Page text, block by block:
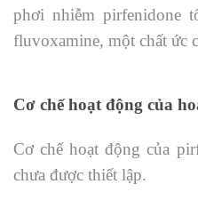
phơi nhiễm pirfenidone
fluvoxamine, một chất ức
Cơ chế hoạt động của
Cơ chế hoạt động của
chưa được thiết lập.